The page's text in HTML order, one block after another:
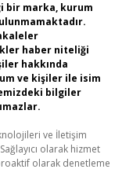
bir marka, kurum
haber niteliği
hakkında
ve kişiler ile isim
bilgiler
ve İletişim
olarak hizmet
olarak denetleme